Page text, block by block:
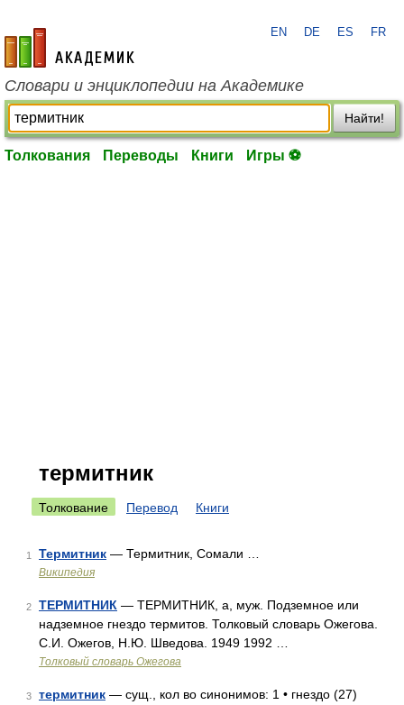
academic.ru
EN DE ES FR
Словари и энциклопедии на Академике
Найти!
Толкования Переводы Книги Игры ⚽
термитник
Толкование Перевод Книги
1 Термитник — Термитник, Сомали …
Википедия
2 ТЕРМИТНИК — ТЕРМИТНИК, а, муж. Подземное или
надземное гнездо термитов. Толковый словарь Ожегова.
С.И. Ожегов, Н.Ю. Шведова. 1949 1992 …
Толковый словарь Ожегова
3 термитник — сущ., кол во синонимов: 1 • гнездо (27)